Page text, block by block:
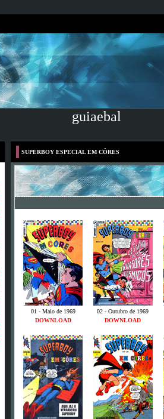
guiaebal
SUPERBOY ESPECIAL EM CÔRES
01 - Maio de 1969 02 - Outubro de 1969
DOWNLOAD
DOWNLOAD